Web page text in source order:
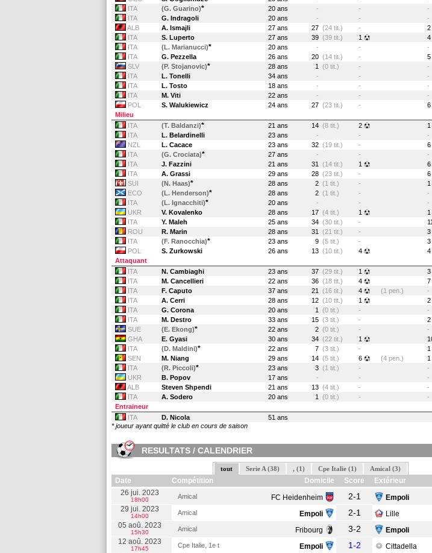
ITA
(G. Guarino)* 20 ans - - -
ITA
G. Indragoli 20 ans - - -
ALB
A. Ismajli 27 ans 27 (24 tit.) - 2
ITA
S. Luperto 27 ans 39 (39 tit.) 1 4
ITA
(L. Marianucci)* 20 ans - - -
ITA
G. Pezzella 26 ans 20 (14 tit.) - 5
SLV
(P. Stojanovic)* 28 ans 1 (0 tit.) - -
ITA
L. Tonelli 34 ans - - -
ITA
L. Tosto 18 ans - - -
ITA
M. Viti 22 ans - - -
POL
S. Walukiewicz 24 ans 27 (23 tit.) - 6
Milieu
ITA
(T. Baldanzi)* 21 ans 14 (8 tit.) 2 1
ITA
L. Belardinelli 23 ans - - -
NZL
L. Cacace 23 ans 32 (19 tit.) - 6
ITA
(G. Crociata)* 27 ans - - -
ITA
J. Fazzini 21 ans 31 (14 tit.) 1 6
ITA
A. Grassi 29 ans 28 (23 tit.) - 6
SUI
(N. Haas)* 28 ans 2 (1 tit.) - 1
ECO
(L. Henderson)* 28 ans 2 (1 tit.) - -
ITA
(L. Ignacchiti)* 20 ans - - -
UKR
V. Kovalenko 28 ans 17 (4 tit.) 1 1
ITA
Y. Maleh 25 ans 34 (30 tit.) - 11
ROU
R. Marin 28 ans 31 (21 tit.) - 3
ITA
(F. Ranocchia)* 23 ans 9 (5 tit.) - 3
POL
S. Zurkowski 26 ans 13 (10 tit.) 4 4
Attaquant
ITA
N. Cambiaghi 23 ans 37 (29 tit.) 1 3
ITA
M. Cancellieri 22 ans 36 (18 tit.) 4 7
ITA
F. Caputo 37 ans 21 (16 tit.) 4 (1 pen.) -
ITA
A. Cerri 28 ans 12 (10 tit.) 1 2
ITA
G. Corona 20 ans 1 (0 tit.) - -
ITA
M. Destro 33 ans 15 (3 tit.) - 2
SUE
(E. Ekong)* 22 ans 2 (0 tit.) - -
GHA
E. Gyasi 30 ans 34 (22 tit.) 1
ITA
(D. Maldini)* 22 ans 7 (3 tit.) - 1
SEN
M. Niang 29 ans 14 (5 tit.) 6 (4 pen.) 1
ITA
(R. Piccoli)* 23 ans 3 (1 tit.) - -
UKR
B. Popov 17 ans - - -
ALB
Steven Shpendi 21 ans 13 (4 tit.) - -
ITA
A. Sodero 20 ans 1 (0 tit.) - -
Entraineur
ITA
D. Nicola
51 ans
* joueur ayant quitté le club en cours de saison
RESULTATS / CALENDRIER
tout Serie A (38) , (1) Cpe Italie (1) Amical (3)
Date Compétition Domicile Score
Extérieur
26 jui. 2023
18h00 Amical FC Heidenheim 2-1 Empoli
29 jui. 2023
14h00 Amical Empoli 2-1 Lille
05 aoû. 2023
15h30 Amical Fribourg 3-2 Empoli
12 aoû. 2023
17h45 Cpe Italie, 1e t Empoli 1-2 Cittadella